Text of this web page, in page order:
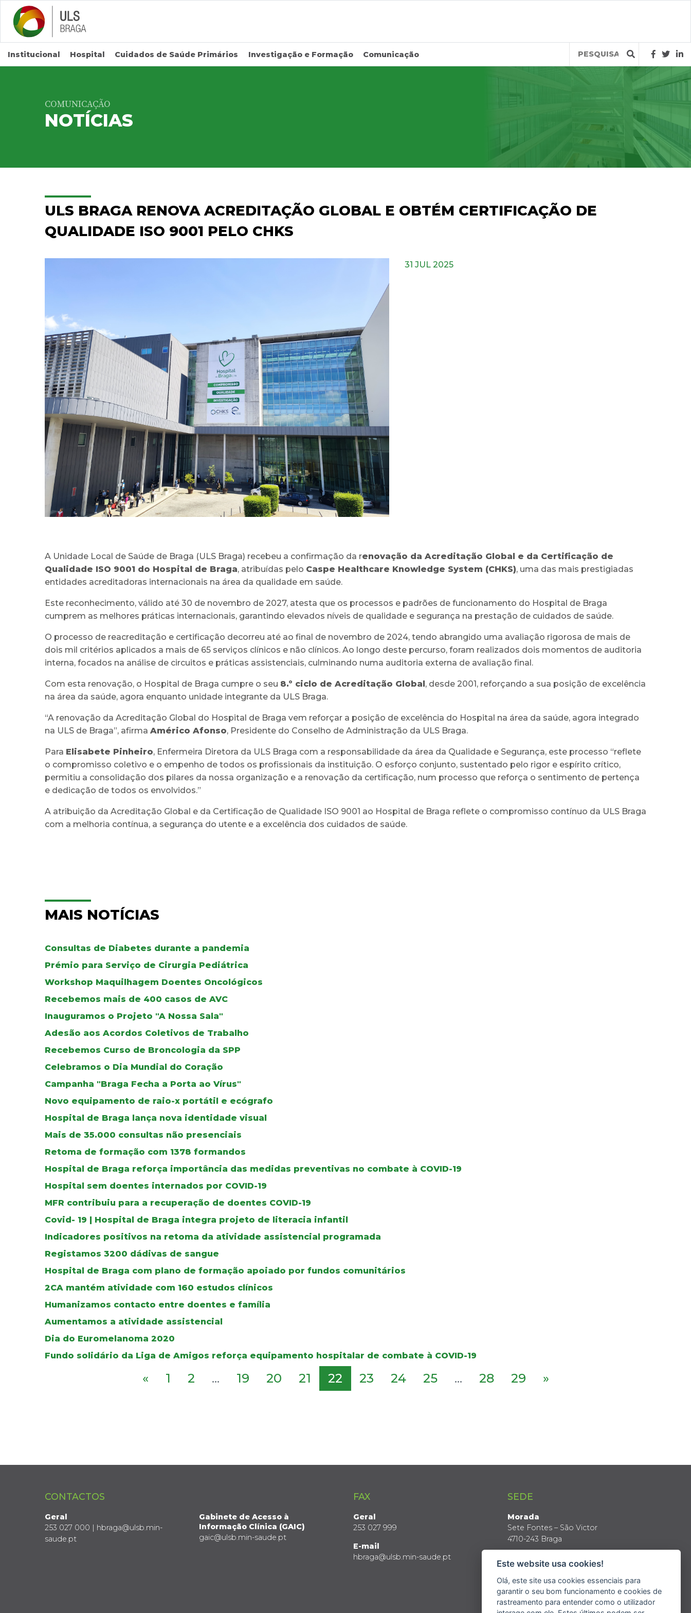
Saltar para conteúdo principal
Institucional Hospital Cuidados de Saúde Primários Investigação e Formação Comunicação
Query
COMUNICAÇÃO
NOTÍCIAS
ULS BRAGA RENOVA ACREDITAÇÃO GLOBAL E OBTÉM CERTIFICAÇÃO DE
QUALIDADE ISO 9001 PELO CHKS
31 JUL 2025
A Unidade Local de Saúde de Braga (ULS Braga) recebeu a confirmação da renovação da Acreditação Global e da Certificação de
Qualidade ISO 9001 do Hospital de Braga, atribuídas pelo Caspe Healthcare Knowledge System (CHKS), uma das mais prestigiadas
entidades acreditadoras internacionais na área da qualidade em saúde.
Este reconhecimento, válido até 30 de novembro de 2027, atesta que os processos e padrões de funcionamento do Hospital de Braga
cumprem as melhores práticas internacionais, garantindo elevados níveis de qualidade e segurança na prestação de cuidados de saúde.
O processo de reacreditação e certificação decorreu até ao final de novembro de 2024, tendo abrangido uma avaliação rigorosa de mais de
dois mil critérios aplicados a mais de 65 serviços clínicos e não clínicos. Ao longo deste percurso, foram realizados dois momentos de auditoria
interna, focados na análise de circuitos e práticas assistenciais, culminando numa auditoria externa de avaliação final.
Com esta renovação, o Hospital de Braga cumpre o seu 8.º ciclo de Acreditação Global, desde 2001, reforçando a sua posição de excelência
na área da saúde, agora enquanto unidade integrante da ULS Braga.
“A renovação da Acreditação Global do Hospital de Braga vem reforçar a posição de excelência do Hospital na área da saúde, agora integrado
na ULS de Braga”, afirma Américo Afonso, Presidente do Conselho de Administração da ULS Braga.
Para Elisabete Pinheiro, Enfermeira Diretora da ULS Braga com a responsabilidade da área da Qualidade e Segurança, este processo “reflete
o compromisso coletivo e o empenho de todos os profissionais da instituição. O esforço conjunto, sustentado pelo rigor e espírito crítico,
permitiu a consolidação dos pilares da nossa organização e a renovação da certificação, num processo que reforça o sentimento de pertença
e dedicação de todos os envolvidos.”
A atribuição da Acreditação Global e da Certificação de Qualidade ISO 9001 ao Hospital de Braga reflete o compromisso contínuo da ULS Braga
com a melhoria contínua, a segurança do utente e a excelência dos cuidados de saúde.
MAIS NOTÍCIAS
Consultas de Diabetes durante a pandemia
Prémio para Serviço de Cirurgia Pediátrica
Workshop Maquilhagem Doentes Oncológicos
Recebemos mais de 400 casos de AVC
Inauguramos o Projeto "A Nossa Sala"
Adesão aos Acordos Coletivos de Trabalho
Recebemos Curso de Broncologia da SPP
Celebramos o Dia Mundial do Coração
Campanha "Braga Fecha a Porta ao Vírus"
Novo equipamento de raio-x portátil e ecógrafo
Hospital de Braga lança nova identidade visual
Mais de 35.000 consultas não presenciais
Retoma de formação com 1378 formandos
Hospital de Braga reforça importância das medidas preventivas no combate à COVID-19
Hospital sem doentes internados por COVID-19
MFR contribuiu para a recuperação de doentes COVID-19
Covid- 19 | Hospital de Braga integra projeto de literacia infantil
Indicadores positivos na retoma da atividade assistencial programada
Registamos 3200 dádivas de sangue
Hospital de Braga com plano de formação apoiado por fundos comunitários
2CA mantém atividade com 160 estudos clínicos
Humanizamos contacto entre doentes e família
Aumentamos a atividade assistencial
Dia do Euromelanoma 2020
Fundo solidário da Liga de Amigos reforça equipamento hospitalar de combate à COVID-19
« 1 2 ... 19 20 21 22 23 24 25 ... 28 29 »
CONTACTOS
Geral
253 027 000 | hbraga@ulsb.min-
saude.pt
Gabinete de Acesso à
Informação Clínica (GAIC)
gaic@ulsb.min-saude.pt
FAX
Geral
253 027 999
E-mail
hbraga@ulsb.min-saude.pt
SEDE
Morada
Sete Fontes – São Victor
4710-243 Braga
Latitude: 41º 34’ N
Longitude: 8º 24’ W
Este website usa cookies!
Olá, este site usa cookies essenciais para
garantir o seu bom funcionamento e cookies de
rastreamento para entender como o utilizador